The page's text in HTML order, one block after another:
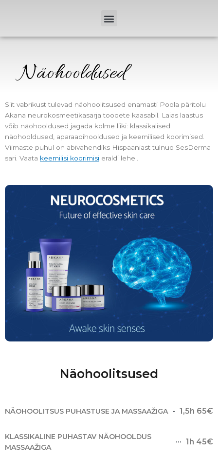
Menu
Näohooldused
Siit vabrikust tulevad näohoolitsused enamasti Poola päritolu
Akana neurokosmeetikasarja toodete kaasabil. Laias laastus
võib näohooldused jagada kolme liiki: klassikalised
näohooldused, aparaadihooldused ja keemilised koorimised.
Viimaste puhul on abivahendiks Hispaaniast tulnud SesDerma
sari. Vaata keemilisi koorimisi eraldi lehel.
Näohoolitsused
NÄOHOOLITSUS PUHASTUSE JA MASSAAŽIGA 1,5h 65€
KLASSIKALINE PUHASTAV NÄOHOOLDUS
MASSAAŽIGA
1h 45€